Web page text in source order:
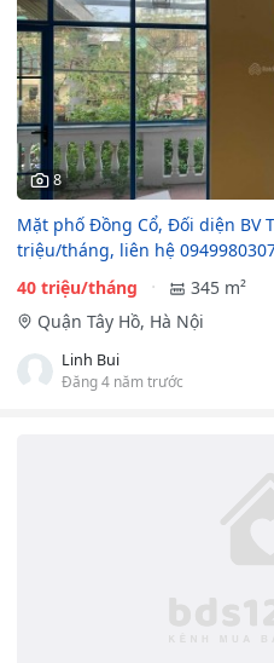
8
Mặt phố Đồng Cổ, Đối diện BV
triệu/tháng, liên hệ
40 triệu/tháng
345 m²
Quận Tây Hồ, Hà Nội
Linh Bui
Đăng 4 năm trước